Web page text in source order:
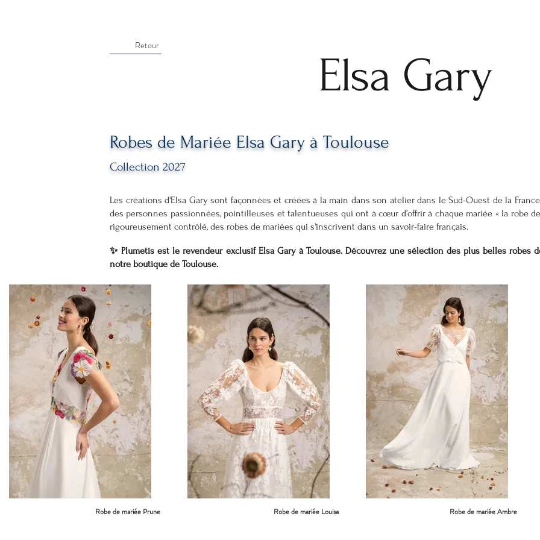
Retour
Elsa Gary
Robes de Mariée Elsa Gary à Toulouse
Collection 2027
Les créations d'Elsa Gary sont façonnées et créées à la main dans son atelier dans le Sud-Ouest de la
des personnes passionnées, pointilleuses et talentueuses qui ont à cœur d’offrir à chaque mariée « la robe
rigoureusement contrôlé, des robes de mariées qui s'inscrivent dans un savoir-faire français.
✨ Plumetis est le revendeur exclusif Elsa Gary à Toulouse. Découvrez une sélection des plus belles
notre boutique de Toulouse.
Robe de mariée Prune Robe de mariée Louisa Robe de mariée Ambre